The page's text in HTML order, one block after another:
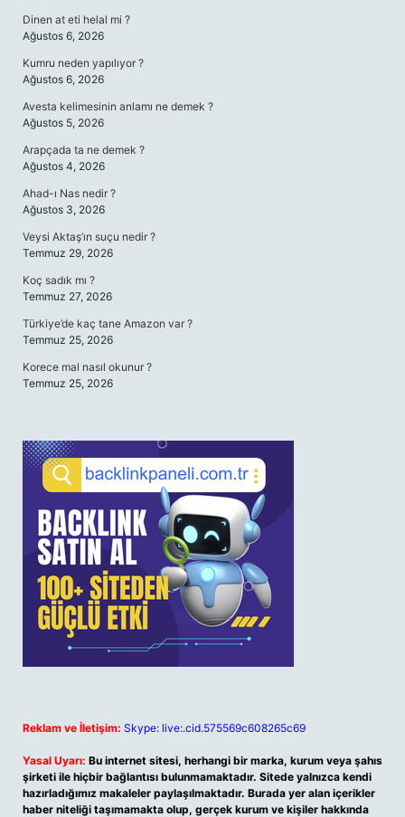
Dinen at eti helal mi ?
Ağustos 6, 2026
Kumru neden yapılıyor ?
Ağustos 6, 2026
Avesta kelimesinin anlamı ne demek ?
Ağustos 5, 2026
Arapçada ta ne demek ?
Ağustos 4, 2026
Ahad-ı Nas nedir ?
Ağustos 3, 2026
Veysi Aktaş’ın suçu nedir ?
Temmuz 29, 2026
Koç sadık mı ?
Temmuz 27, 2026
Türkiye’de kaç tane Amazon var ?
Temmuz 25, 2026
Korece mal nasıl okunur ?
Temmuz 25, 2026
Reklam ve İletişim: Skype: live:.cid.575569c608265c69
Yasal Uyarı: Bu internet sitesi, herhangi bir marka, kurum veya şahıs
şirketi ile hiçbir bağlantısı bulunmamaktadır. Sitede yalnızca kendi
hazırladığımız makaleler paylaşılmaktadır. Burada yer alan içerikler
haber niteliği taşımamakta olup, gerçek kurum ve kişiler hakkında